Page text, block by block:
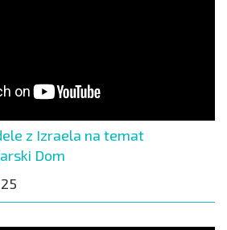
z Izraela na temat
Dom